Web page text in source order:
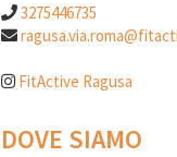
3275446735
FitActive Ragusa
DOVE SIAMO